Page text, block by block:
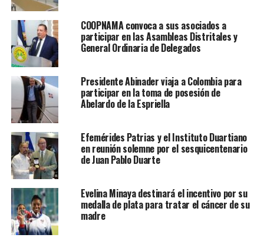
COOPNAMA convoca a sus asociados a
participar en las Asambleas Distritales y
General Ordinaria de Delegados
Presidente Abinader viaja a Colombia para
participar en la toma de posesión de
Abelardo de la Espriella
Efemérides Patrias y el Instituto Duartiano
en reunión solemne por el sesquicentenario
de Juan Pablo Duarte
Evelina Minaya destinará el incentivo por su
medalla de plata para tratar el cáncer de su
madre